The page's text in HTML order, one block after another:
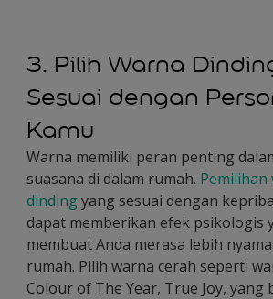
3. Pilih Warna
Sesuai dengan
Kamu
Warna memiliki peran penting
suasana di dalam rumah. Pemilihan
dindingyang sesuai dengan
dapat memberikan efek psikologis
membuat Anda merasa lebih
rumah. Pilih warna cerah seperti
Colour of The Year, True Joy, yang